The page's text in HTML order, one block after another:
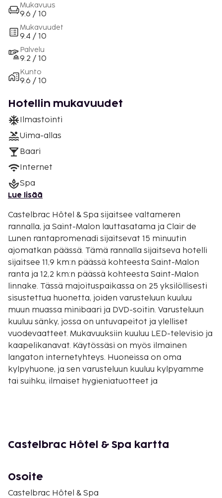
Mukavuus
9.6 / 10
Mukavuudet
9.4 / 10
Palvelu
9.2 / 10
Kunto
9.6 / 10
Hotellin mukavuudet
Ilmastointi
Uima-allas
Baari
Internet
Spa
Lue lisää
Castelbrac Hôtel & Spa sijaitsee valtameren
rannalla, ja Saint-Malon lauttasatama ja Clair de
Lunen rantapromenadi sijaitsevat 15 minuutin
ajomatkan päässä. Tämä rannalla sijaitseva hotelli
sijaitsee 11,9 km:n päässä kohteesta Saint-Malon
ranta ja 12,2 km:n päässä kohteesta Saint-Malon
linnake. Tässä majoituspaikassa on 25 yksilöllisesti
sisustettua huonetta, joiden varusteluun kuuluu
muun muassa minibaari ja DVD-soitin. Varusteluun
kuuluu sänky, jossa on untuvapeitot ja ylelliset
vuodevaatteet. Mukavuuksiin kuuluu LED-televisio ja
kaapelikanavat. Käytössäsi on myös ilmainen
langaton internetyhteys. Huoneissa on oma
kylpyhuone, ja sen varusteluun kuuluu kylpyamme
tai suihku, ilmaiset hygieniatuotteet ja
Éclusen ranta - 0,4 km / 0,2 mi
Pointe du Moulinet - 0,6 km / 0,4 mi
Prieuren ranta - 1,1 km / 0,7 mi
Castelbrac Hôtel & Spa kartta
Osoite
Castelbrac Hôtel & Spa